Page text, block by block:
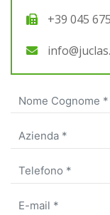
+39 045